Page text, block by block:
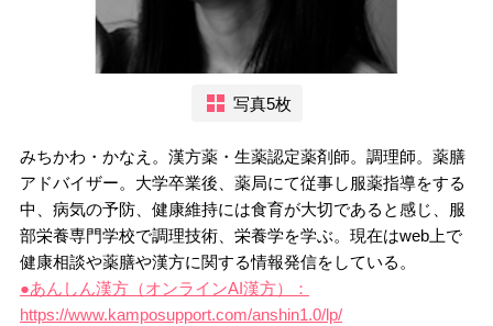
写真5枚
みちかわ・かなえ。漢方薬・生薬認定薬剤師。調理師。薬膳
アドバイザー。大学卒業後、薬局にて従事し服薬指導をする
中、病気の予防、健康維持には食育が大切であると感じ、服
部栄養専門学校で調理技術、栄養学を学ぶ。現在はweb上で
健康相談や薬膳や漢方に関する情報発信をしている。
●あんしん漢方（オンラインAI漢方）：
https://www.kamposupport.com/anshin1.0/lp/